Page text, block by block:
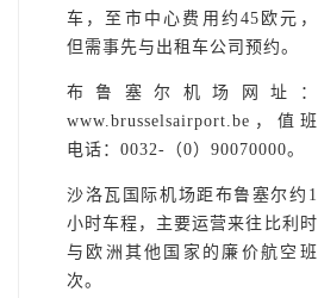
车，至市中心费用约45欧元，
但需事先与出租车公司预约。
布鲁塞尔机场网址：
www.brusselsairport.be，值班
电话：0032-（0）90070000。
沙洛瓦国际机场距布鲁塞尔约1
小时车程，主要运营来往比利时
与欧洲其他国家的廉价航空班
次。